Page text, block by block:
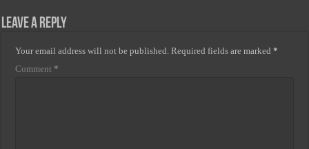
Leave a Reply
Your email address will not be published. Required fields are marked*
Comment *